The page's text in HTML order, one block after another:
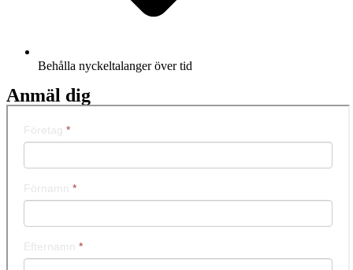
Behålla nyckeltalanger över tid
Anmäl dig